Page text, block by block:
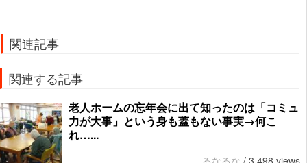
関連記事
関連する記事
老人ホームの忘年会に出て知ったのは「コミュ
力が大事」という身も蓋もない事実→何こ
れ…...
るなるな / 3,498 views